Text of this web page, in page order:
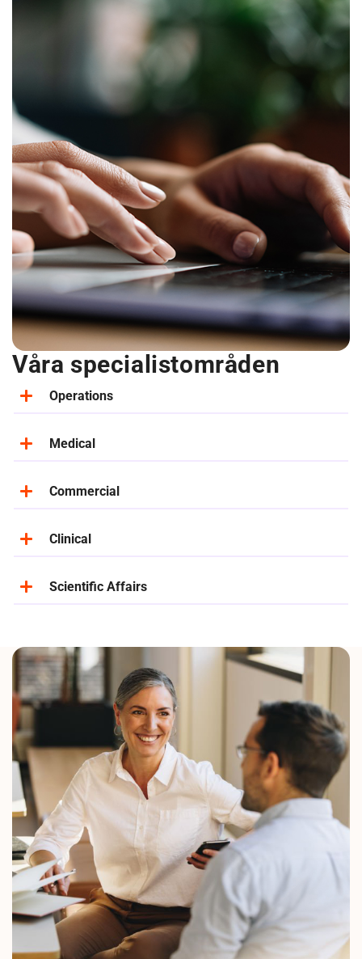
Våra specialistområden
Operations
Medical
Commercial
Clinical
Scientific Affairs